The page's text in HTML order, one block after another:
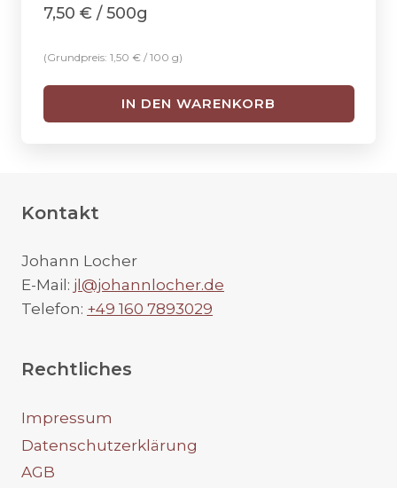
7,50 € / 500g
(Grundpreis: 1,50 €/ 100 g)
IN DEN WARENKORB
Kontakt
Johann Locher
E-Mail: jl@johannlocher.de
Telefon: +49 160 7893029
Rechtliches
Impressum
Datenschutzerklärung
AGB